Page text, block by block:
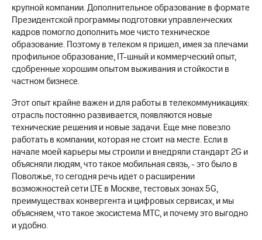
Рынок
акций
Описание
Программа
приобретения
Порядок
выкупа
акций
Дивиденды
Рынок
облигаций
Описание
Еврооблигации-2023
Уведомление
о
погашении
именных
облигаций
крупной компании. Дополнительное образование в формате
Президентской программы подготовки управленческих
кадров помогло дополнить мое чисто техническое
образование. Поэтому в телеком я пришел, имея за плечами
профильное образование, IT-шный и коммерческий опыт,
сдобренные хорошим опытом выживания и стойкости в
частном бизнесе.
Этот опыт крайне важен и для работы в телекоммуникациях:
отрасль постоянно развивается, появляются новые
технические решения и новые задачи. Еще мне повезло
работать в компании, которая не стоит на месте. Если в
начале моей карьеры мы строили и внедряли стандарт 2G и
объясняли людям, что такое мобильная связь, - это было в
Поволжье, то сегодня речь идет о расширении
возможностей сети LTE в Москве, тестовых зонах 5G,
преимуществах конвергента и цифровых сервисах, и мы
объясняем, что такое экосистема МТС, и почему это выгодно
и удобно.